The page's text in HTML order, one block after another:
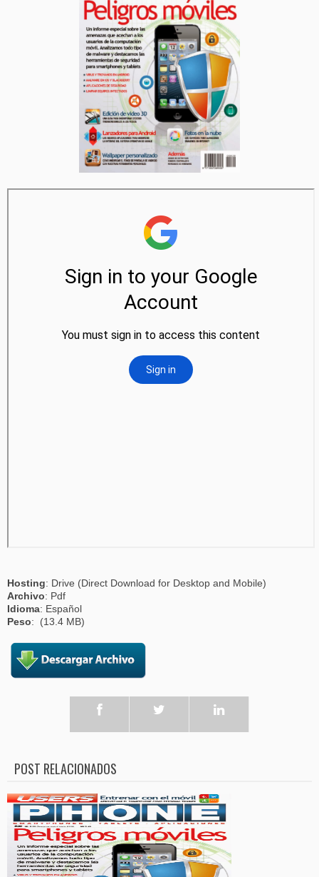
Hosting: Drive (Direct Download for Desktop and Mobile)
Archivo: Pdf
Idioma: Español
Peso: (13.4 MB)
POST RELACIONADOS